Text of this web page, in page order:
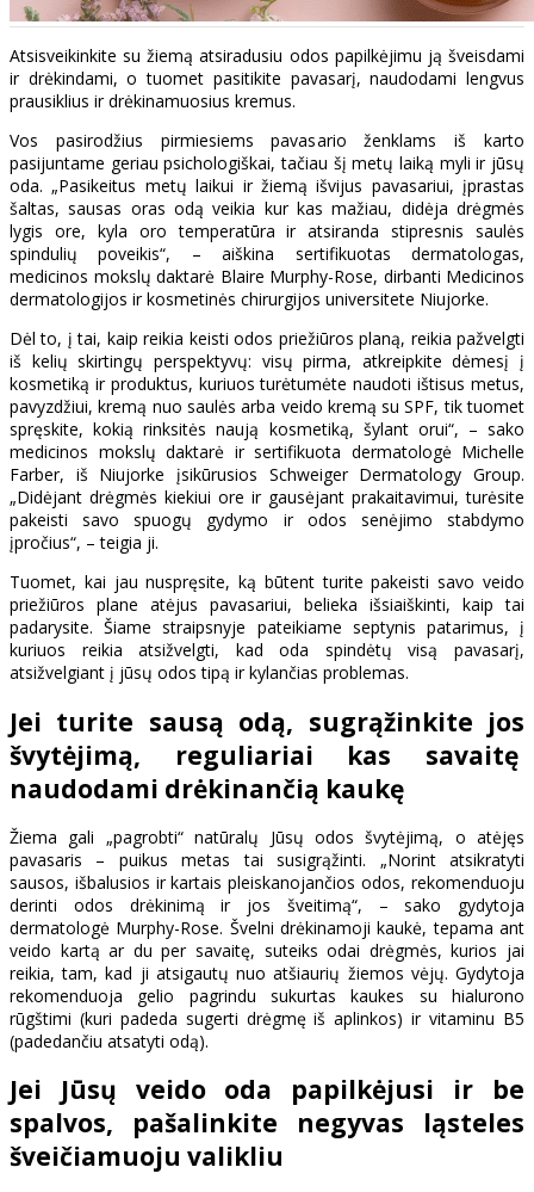
Atsisveikinkite su žiemą atsiradusiu odos papilkėjimu ją šveisdami
ir drėkindami, o tuomet pasitikite pavasarį, naudodami lengvus
prausiklius ir drėkinamuosius kremus.
Vos pasirodžius pirmiesiems pavasario ženklams iš karto
pasijuntame geriau psichologiškai, tačiau šį metų laiką myli ir jūsų
oda. „Pasikeitus metų laikui ir žiemą išvijus pavasariui, įprastas
šaltas, sausas oras odą veikia kur kas mažiau, didėja drėgmės
lygis ore, kyla oro temperatūra ir atsiranda stipresnis saulės
spindulių poveikis“, – aiškina sertifikuotas dermatologas,
medicinos mokslų daktarė Blaire Murphy-Rose, dirbanti Medicinos
dermatologijos ir kosmetinės chirurgijos universitete Niujorke.
Dėl to, į tai, kaip reikia keisti odos priežiūros planą, reikia pažvelgti
iš kelių skirtingų perspektyvų: visų pirma, atkreipkite dėmesį į
kosmetiką ir produktus, kuriuos turėtumėte naudoti ištisus metus,
pavyzdžiui, kremą nuo saulės arba veido kremą su SPF, tik tuomet
spręskite, kokią rinksitės naują kosmetiką, šylant orui“, – sako
medicinos mokslų daktarė ir sertifikuota dermatologė Michelle
Farber, iš Niujorke įsikūrusios Schweiger Dermatology Group.
„Didėjant drėgmės kiekiui ore ir gausėjant prakaitavimui, turėsite
pakeisti savo spuogų gydymo ir odos senėjimo stabdymo
įpročius“, – teigia ji.
Tuomet, kai jau nuspręsite, ką būtent turite pakeisti savo veido
priežiūros plane atėjus pavasariui, belieka išsiaiškinti, kaip tai
padarysite. Šiame straipsnyje pateikiame septynis patarimus, į
kuriuos reikia atsižvelgti, kad oda spindėtų visą pavasarį,
atsižvelgiant į jūsų odos tipą ir kylančias problemas.
Jei turite sausą odą, sugrąžinkite jos
švytėjimą, reguliariai kas savaitę
naudodami drėkinančią kaukę
Žiema gali „pagrobti“ natūralų Jūsų odos švytėjimą, o atėjęs
pavasaris – puikus metas tai susigrąžinti. „Norint atsikratyti
sausos, išbalusios ir kartais pleiskanojančios odos, rekomenduoju
derinti odos drėkinimą ir jos šveitimą“, – sako gydytoja
dermatologė Murphy-Rose. Švelni drėkinamoji kaukė, tepama ant
veido kartą ar du per savaitę, suteiks odai drėgmės, kurios jai
reikia, tam, kad ji atsigautų nuo atšiaurių žiemos vėjų. Gydytoja
rekomenduoja gelio pagrindu sukurtas kaukes su hialurono
rūgštimi (kuri padeda sugerti drėgmę iš aplinkos) ir vitaminu B5
(padedančiu atsatyti odą).
Jei Jūsų veido oda papilkėjusi ir be
spalvos, pašalinkite negyvas ląsteles
šveičiamuoju valikliu